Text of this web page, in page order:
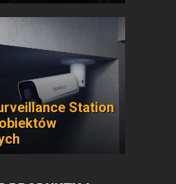
Station